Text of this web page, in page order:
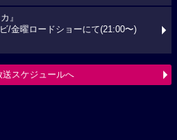
』
/金曜ロードショーにて(21:00〜)
送スケジュールへ